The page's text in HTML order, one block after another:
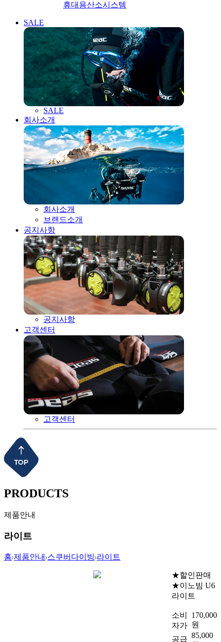
휴대용산소시스템
SALE
SALE
회사소개
회사소개
브랜드소개
공지사항
공지사항
고객센터
고객센터
PRODUCTS
제품안내
라이트
홈 제품안내 스쿠버다이빙 라이트
★할인판매
★이노빔 U6
라이트
소비
자가
170,000
원
공급 85,000